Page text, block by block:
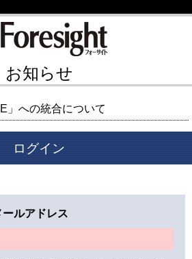
お知らせ
」への統合について
ログイン
ルアドレス